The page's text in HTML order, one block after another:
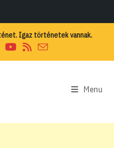
Igaz történetek vannak.
Menu